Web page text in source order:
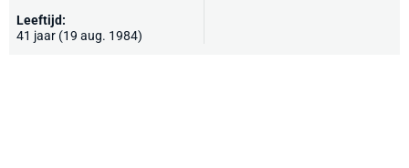
Leeftijd:
41 jaar (19 aug. 1984)